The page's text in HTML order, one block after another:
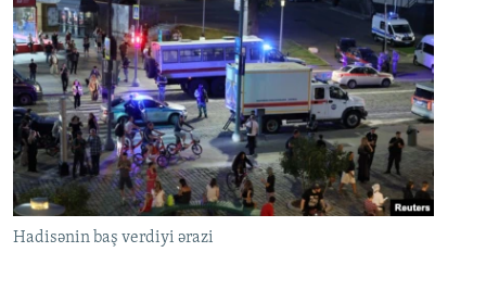
Hadisənin baş verdiyi ərazi